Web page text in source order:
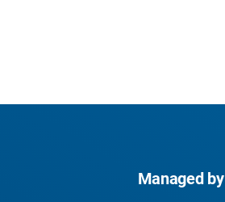
Managed by